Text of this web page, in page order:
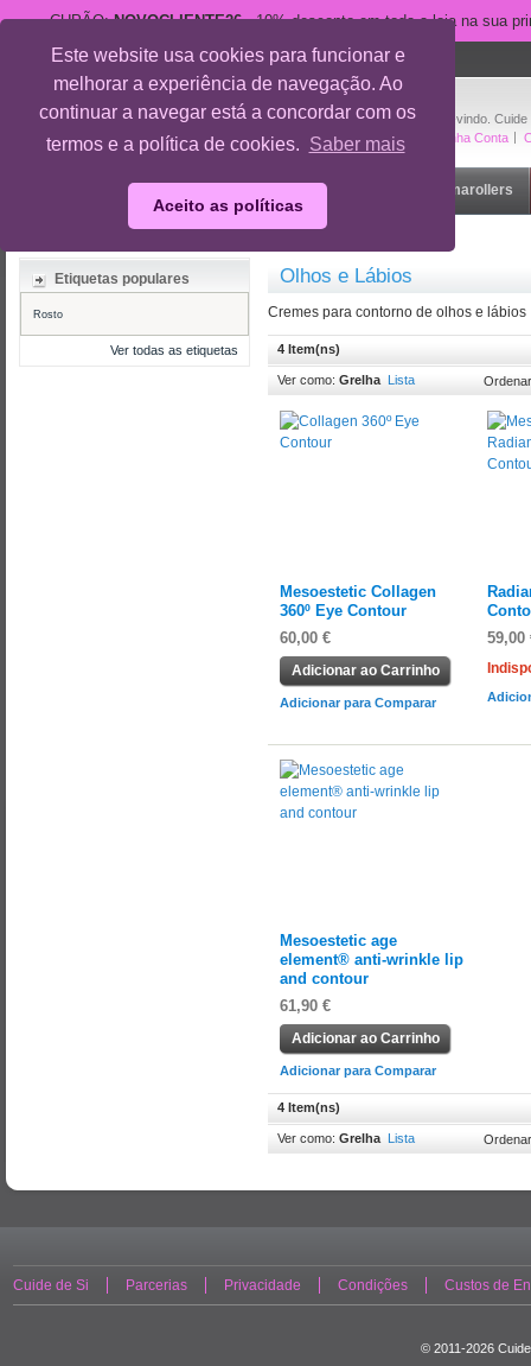
Este website usa cookies para funcionar e
melhorar a experiência de navegação. Ao
continuar a navegar está a concordar com os
termos e a política de cookies. Saber mais
Aceito as políticas
CUPÃO:NOVOCLIENTE26- 10% desconto em toda a loja na sua
Bem-vindo.
A Minha Conta
suporte@cuidedesi.pt
+351 918 595 801
Rosto Dermarollers
Olhos e Lábios
Olhos e Lábios
Cremes para contorno de olhos e lábios
4 Item(ns)
Ver como: Grelha Lista
Mesoestetic Collagen
360º Eye Contour
60,00 €
Adicionar ao Carrinho
Adicionar para Comparar
59,00
Mesoestetic age
element® anti-wrinkle lip
and contour
61,90 €
Adicionar ao Carrinho
Adicionar para Comparar
4 Item(ns)
Ver como: Grelha Lista
Etiquetas populares
Rosto
Ver todas as etiquetas
Cuide de Si Parcerias Privacidade Condições Custos de
© 2011-2026